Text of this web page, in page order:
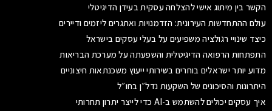
הקשר בין מיתוג אישי להצלחה עסקית בעידן הדיגיטלי
עולם ההתחדשות העירונית: הזדמנויות ואתגרים ליזמים ודיירים
כיצד שינויי רגולציה משפיעים על בעלי עסקים בישראל
התפתחות הרפואה הדיגיטלית והשפעתה על מערכת הבריאות
מדוע יותר ישראלים בוחרים בשירותי ייעוץ משכנתאות חיצוניים
היתרונות והסיכונים של השקעות נדל״ן בחו״ל
איך עסקים יכולים להשתמש ב-AI כדי לייצר יתרון תחרותי